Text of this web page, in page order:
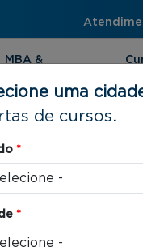
MBA &
|
uma
de cursos.
*
*